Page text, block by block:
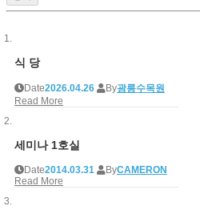
식 당
Date2026.04.26 By광릉수목원
Read More
세미나 1호실
Date2014.03.31 ByCAMERON
Read More